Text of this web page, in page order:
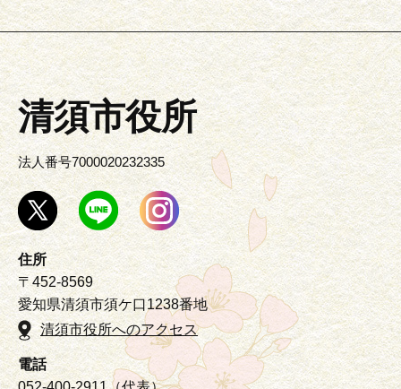
清須市役所
法人番号7000020232335
住所
〒452-8569
愛知県清須市須ケ口1238番地
清須市役所へのアクセス
電話